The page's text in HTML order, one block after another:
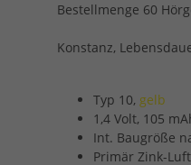
Bestellmenge 60
Konstanz,
Typ 10, gelb
1,4 Volt, 105
Int. Baugröße
Primär Zink-